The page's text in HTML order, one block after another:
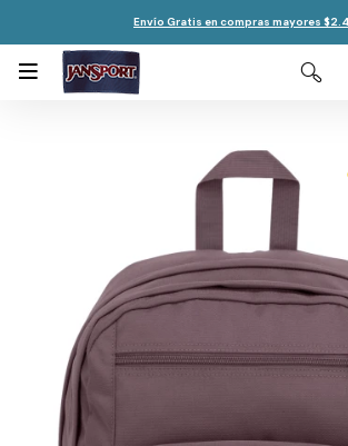
Envío Gratis en compras mayores
